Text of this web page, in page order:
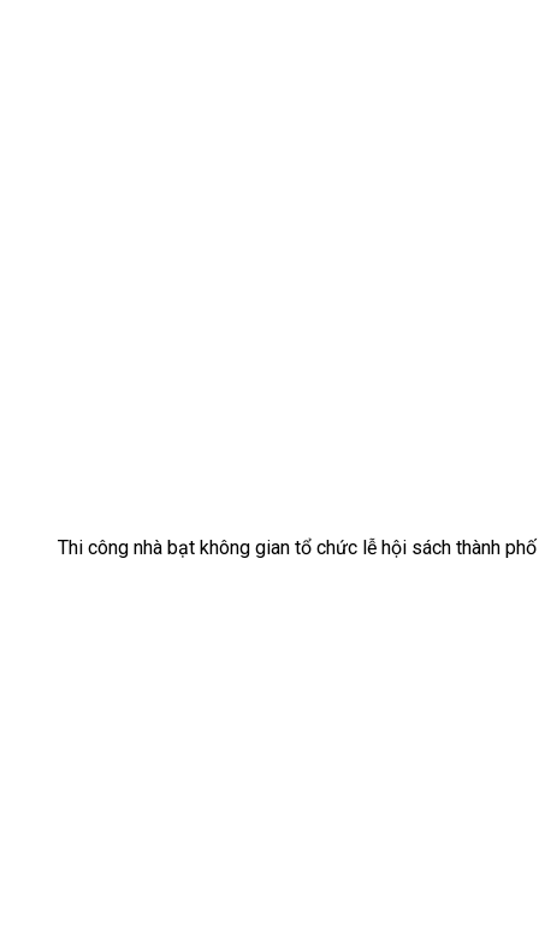
Thi công nhà bạt không gian tổ chức lễ hội sách thành